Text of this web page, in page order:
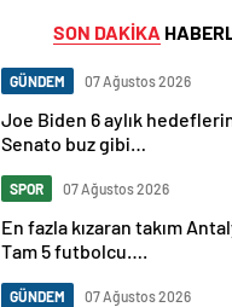
SON DAKİKA
GÜNDEM 07 Ağustos 2026
Joe Biden 6 aylık
Senato buz gibi…
SPOR 07 Ağustos 2026
En fazla kızaran takım
Tam 5 futbolcu….
GÜNDEM 07 Ağustos 2026